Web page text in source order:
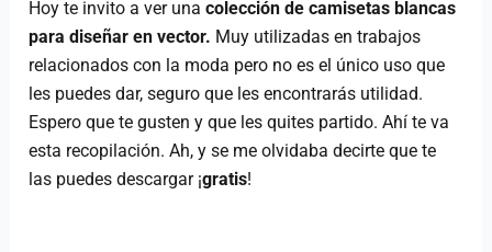
Hoy te invito a ver unacolección de camisetas blancas
para diseñar en vector. Muy utilizadas en trabajos
relacionados con la moda pero no es el único uso que
les puedes dar, seguro que les encontrarás utilidad.
Espero que te gusten y que les quites partido. Ahí te va
esta recopilación. Ah, y se me olvidaba decirte que te
las puedes descargar ¡gratis!